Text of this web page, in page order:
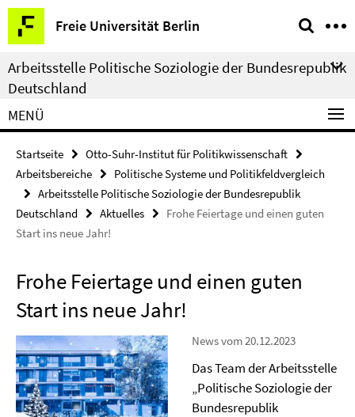
Springe
direkt
zu
Inhalt
Freie Universität Berlin
Service-
Navigation
Arbeitsstelle Politische Soziologie der Bundesrepublik
Deutschland
MENÜ
Startseite
Otto-Suhr-Institut für Politikwissenschaft
Arbeitsbereiche
Politische Systeme und Politikfeldvergleich
Arbeitsstelle Politische Soziologie der Bundesrepublik
Deutschland
Aktuelles
Frohe Feiertage und einen guten
Start ins neue Jahr!
Frohe Feiertage und einen guten
Start ins neue Jahr!
News vom 20.12.2023
Das Team der Arbeitsstelle
„Politische Soziologie der
Bundesrepublik